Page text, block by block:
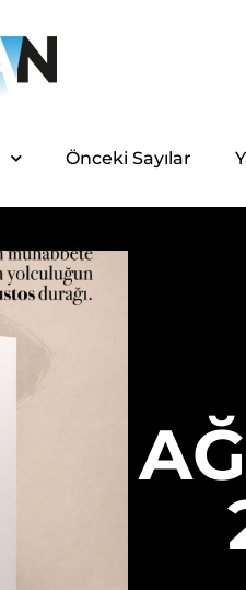
Önceki Sayılar